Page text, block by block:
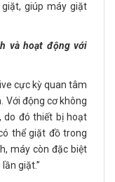
giúp máy giặt
và hoạt động với
cực kỳ quan tâm
Với động cơ không
do đó thiết bị hoạt
thể giặt đồ trong
máy còn đặc biệt
giặt.”